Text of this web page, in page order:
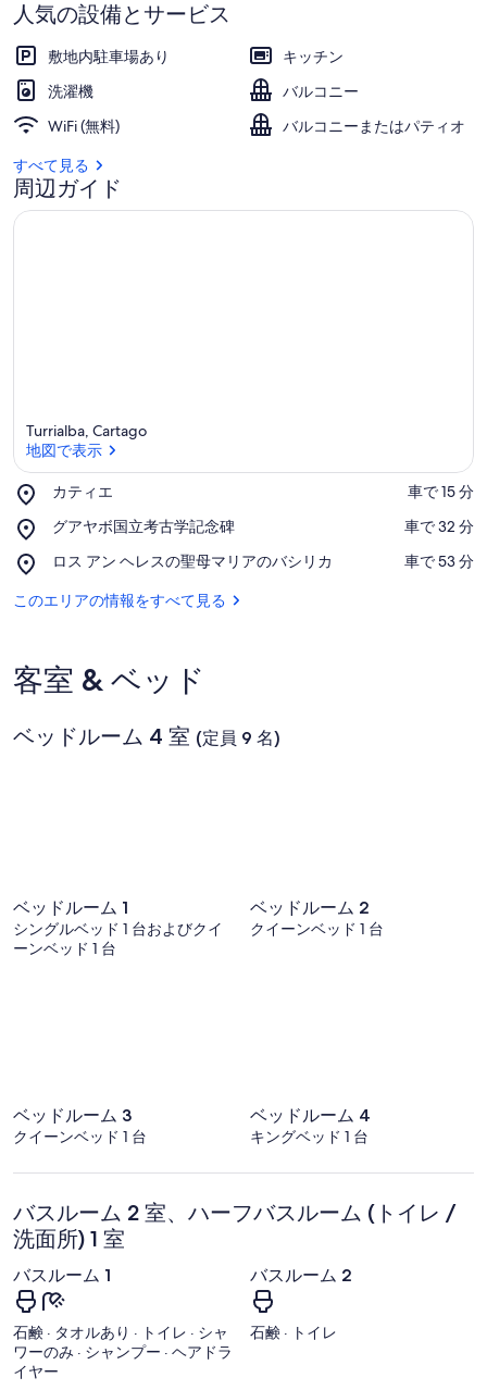
コ
ン
フ
ォ
ー
ト、
ビ
写
真
ギ
ャ
ラ
ー
人気の設備とサービス
敷地内駐車場あり
キッチン
洗濯機
バルコニー
WiFi (無料)
バルコニーまたはパティオ
すべて見る
周辺ガイド
Turrialba, Cartago
地図で表示
カティエ
Place,
テ
エ
‪車で 15 分‬
グアヤボ国立考古学記念碑
Place,
ア
ボ
考
古
念
‪車で 32 分‬
ロス アン ヘレスの聖母マリアのバシリカ
Place,
ス
レ
ス
聖
カ
‪車で 53 分‬
このエリアの情報をすべて見る
客室 & ベッド
ベッドルーム 4 室 (定員 9 名)
ベッドルーム 1
シングルベッド 1 台およびクイ
ーンベッド 1 台
ベッドルーム 2
クイーンベッド 1 台
ベッドルーム 3
クイーンベッド 1 台
ベッドルーム 4
キングベッド 1 台
バスルーム 2 室、ハーフバスルーム (トイレ /
洗面所) 1 室
バスルーム 1
石鹸 · タオルあり · トイレ · シャ
ワーのみ · シャンプー · ヘアドラ
イヤー
バスルーム 2
石鹸 · トイレ